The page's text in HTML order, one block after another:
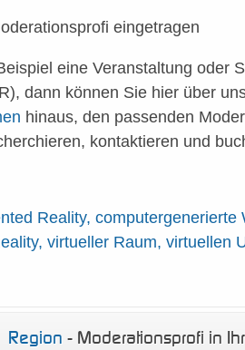
eingetragen
eine Veranstaltung oder
dann können Sie hier über
hinaus, den passenden
kontaktieren und
Reality, computergenerierte
virtueller Raum, virtuellen
Region - Moderationsprofi in